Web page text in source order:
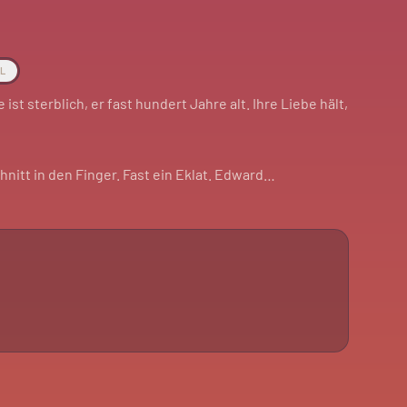
ist sterblich, er fast hundert Jahre alt. Ihre Liebe hält,
in den Finger. Fast ein Eklat. Edward
Familie zieht sowieso weiter.
Für Fans der Saga oder die, die es werden